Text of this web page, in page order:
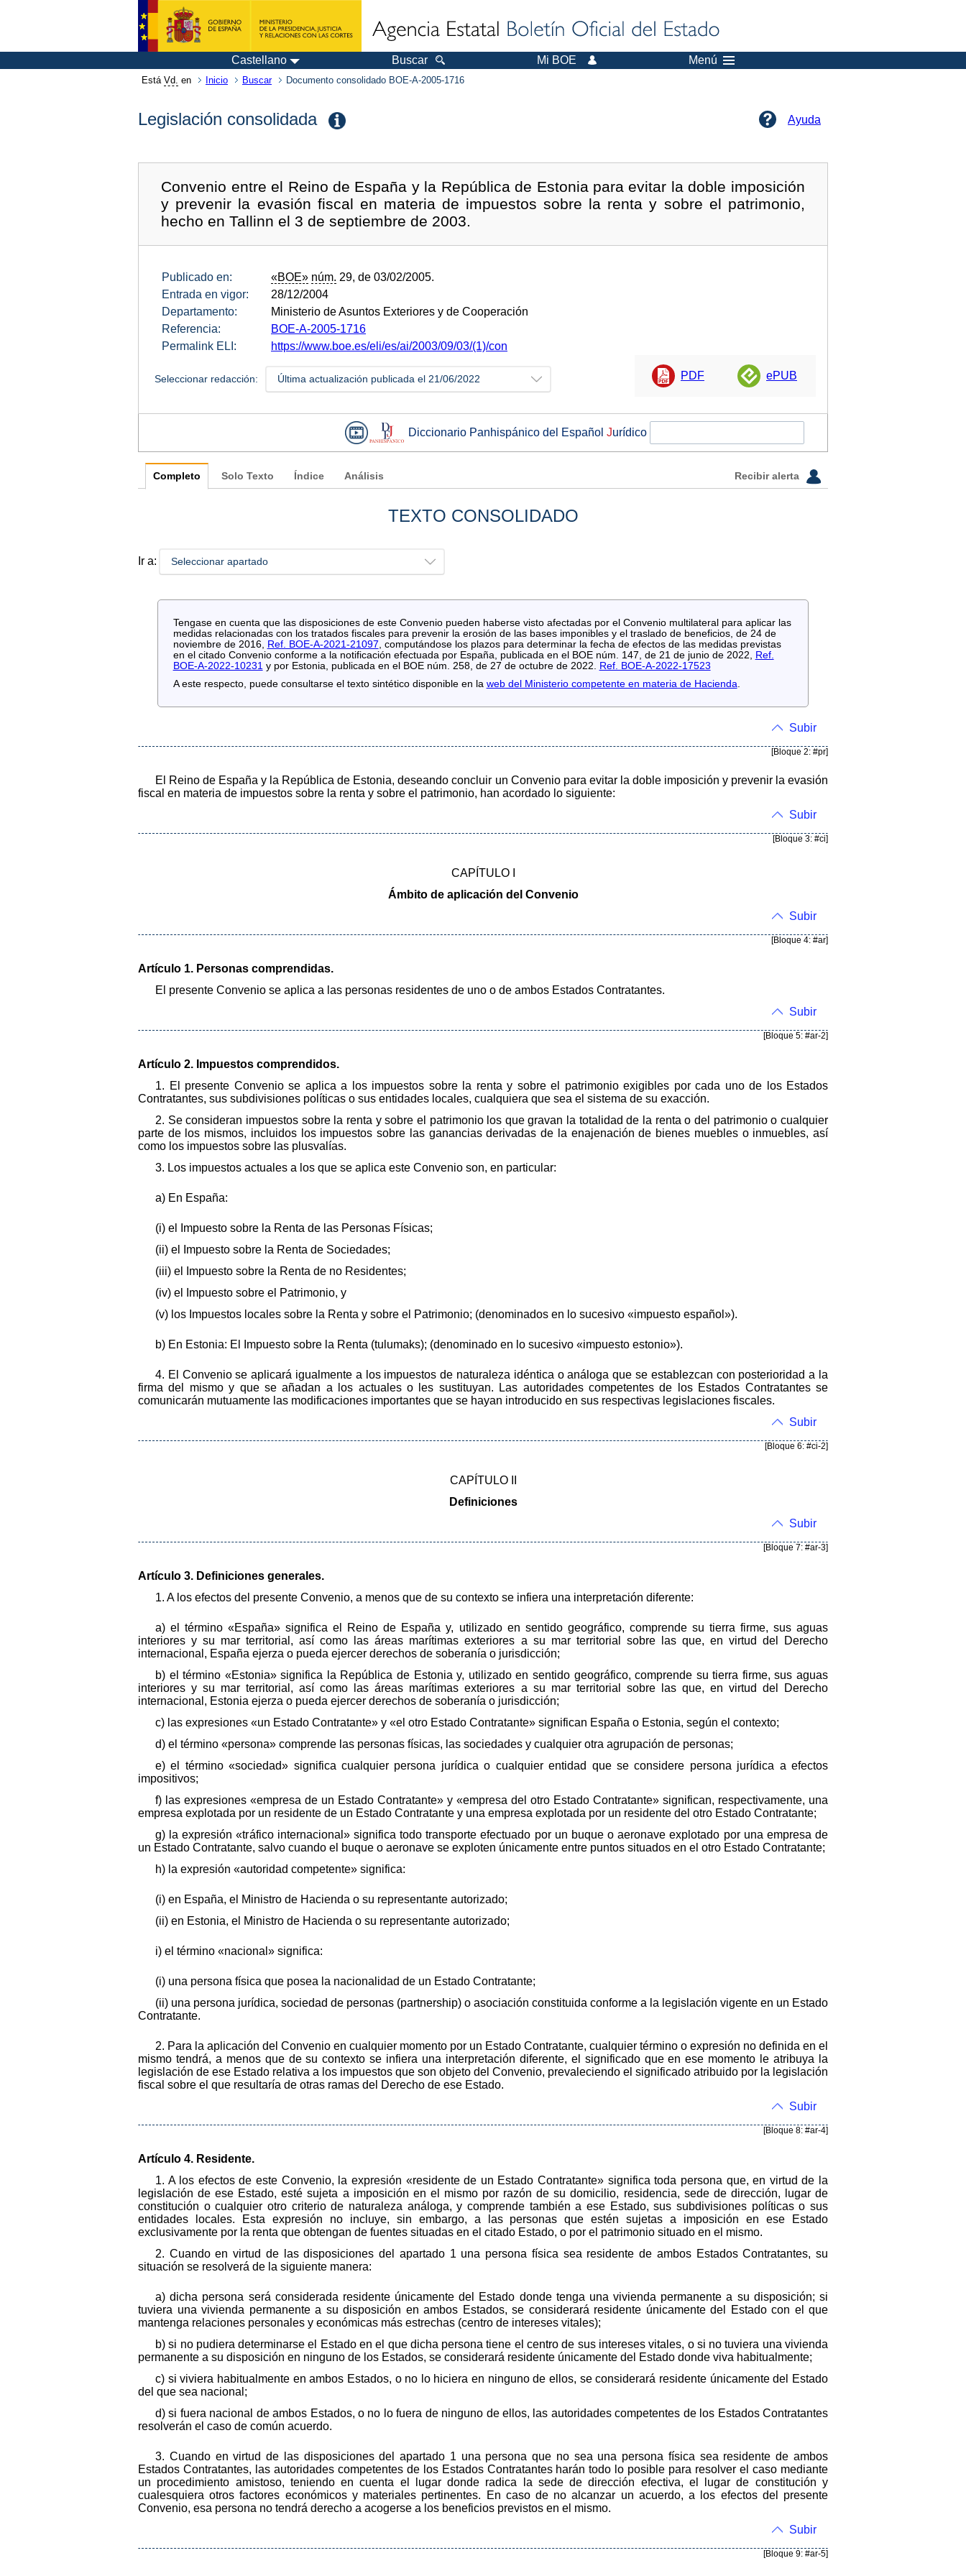
Castellano Buscar Mi BOE Menú
Está Vd. en Inicio Buscar Documento consolidado BOE-A-2005-1716
Legislación consolidada Ayuda
Convenio entre el Reino de España y la República de Estonia para evitar la doble imposición
y prevenir la evasión fiscal en materia de impuestos sobre la renta y sobre el patrimonio,
hecho en Tallinn el 3 de septiembre de 2003.
Publicado en: «BOE» núm. 29, de 03/02/2005.
Entrada en vigor:
28/12/2004
Departamento:
Ministerio de Asuntos Exteriores y de Cooperación
Referencia:
BOE-A-2005-1716
Permalink ELI:
https://www.boe.es/eli/es/ai/2003/09/03/(1)/con
Seleccionar redacción: Última actualización publicada el 21/06/2022 PDF ePUB
Diccionario Panhispánico del Español Jurídico
Completo Solo Texto Índice Análisis Recibir alerta
TEXTO CONSOLIDADO
Ir a: Seleccionar apartado
Tengase en cuenta que las disposiciones de este Convenio pueden haberse visto afectadas por el Convenio multilateral para aplicar las
medidas relacionadas con los tratados fiscales para prevenir la erosión de las bases imponibles y el traslado de beneficios, de 24 de
noviembre de 2016, Ref. BOE-A-2021-21097 , computándose los plazos para determinar la fecha de efectos de las medidas previstas
en el citado Convenio conforme a la notificación efectuada por España, publicada en el BOE núm. 147, de 21 de junio de 2022, Ref.
BOE-A-2022-10231 y por Estonia, publicada en el BOE núm. 258, de 27 de octubre de 2022. Ref. BOE-A-2022-17523
A este respecto, puede consultarse el texto sintético disponible en la web del Ministerio competente en materia de Hacienda
Subir
[Bloque 2: #pr]
El Reino de España y la República de Estonia, deseando concluir un Convenio para evitar la doble imposición y prevenir la evasión
fiscal en materia de impuestos sobre la renta y sobre el patrimonio, han acordado lo siguiente:
Subir
[Bloque 3: #ci]
CAPÍTULO I
Ámbito de aplicación del Convenio
Subir
[Bloque 4: #ar]
Artículo 1. Personas comprendidas.
El presente Convenio se aplica a las personas residentes de uno o de ambos Estados Contratantes.
Subir
[Bloque 5: #ar-2]
Artículo 2. Impuestos comprendidos.
1. El presente Convenio se aplica a los impuestos sobre la renta y sobre el patrimonio exigibles por cada uno de los Estados
Contratantes, sus subdivisiones políticas o sus entidades locales, cualquiera que sea el sistema de su exacción.
2. Se consideran impuestos sobre la renta y sobre el patrimonio los que gravan la totalidad de la renta o del patrimonio o cualquier
parte de los mismos, incluidos los impuestos sobre las ganancias derivadas de la enajenación de bienes muebles o inmuebles, así
como los impuestos sobre las plusvalías.
3. Los impuestos actuales a los que se aplica este Convenio son, en particular:
a) En España:
(i) el Impuesto sobre la Renta de las Personas Físicas;
(ii) el Impuesto sobre la Renta de Sociedades;
(iii) el Impuesto sobre la Renta de no Residentes;
(iv) el Impuesto sobre el Patrimonio, y
(v) los Impuestos locales sobre la Renta y sobre el Patrimonio; (denominados en lo sucesivo «impuesto español»).
b) En Estonia: El Impuesto sobre la Renta (tulumaks); (denominado en lo sucesivo «impuesto estonio»).
4. El Convenio se aplicará igualmente a los impuestos de naturaleza idéntica o análoga que se establezcan con posterioridad a la
firma del mismo y que se añadan a los actuales o les sustituyan. Las autoridades competentes de los Estados Contratantes se
comunicarán mutuamente las modificaciones importantes que se hayan introducido en sus respectivas legislaciones fiscales.
Subir
[Bloque 6: #ci-2]
CAPÍTULO II
Definiciones
Subir
[Bloque 7: #ar-3]
Artículo 3. Definiciones generales.
1. A los efectos del presente Convenio, a menos que de su contexto se infiera una interpretación diferente:
a) el término «España» significa el Reino de España y, utilizado en sentido geográfico, comprende su tierra firme, sus aguas
interiores y su mar territorial, así como las áreas marítimas exteriores a su mar territorial sobre las que, en virtud del Derecho
internacional, España ejerza o pueda ejercer derechos de soberanía o jurisdicción;
b) el término «Estonia» significa la República de Estonia y, utilizado en sentido geográfico, comprende su tierra firme, sus aguas
interiores y su mar territorial, así como las áreas marítimas exteriores a su mar territorial sobre las que, en virtud del Derecho
internacional, Estonia ejerza o pueda ejercer derechos de soberanía o jurisdicción;
c) las expresiones «un Estado Contratante» y «el otro Estado Contratante» significan España o Estonia, según el contexto;
d) el término «persona» comprende las personas físicas, las sociedades y cualquier otra agrupación de personas;
e) el término «sociedad» significa cualquier persona jurídica o cualquier entidad que se considere persona jurídica a efectos
impositivos;
f) las expresiones «empresa de un Estado Contratante» y «empresa del otro Estado Contratante» significan, respectivamente, una
empresa explotada por un residente de un Estado Contratante y una empresa explotada por un residente del otro Estado Contratante;
g) la expresión «tráfico internacional» significa todo transporte efectuado por un buque o aeronave explotado por una empresa de
un Estado Contratante, salvo cuando el buque o aeronave se exploten únicamente entre puntos situados en el otro Estado Contratante;
h) la expresión «autoridad competente» significa:
(i) en España, el Ministro de Hacienda o su representante autorizado;
(ii) en Estonia, el Ministro de Hacienda o su representante autorizado;
i) el término «nacional» significa:
(i) una persona física que posea la nacionalidad de un Estado Contratante;
(ii) una persona jurídica, sociedad de personas (partnership) o asociación constituida conforme a la legislación vigente en un Estado
Contratante.
2. Para la aplicación del Convenio en cualquier momento por un Estado Contratante, cualquier término o expresión no definida en el
mismo tendrá, a menos que de su contexto se infiera una interpretación diferente, el significado que en ese momento le atribuya la
legislación de ese Estado relativa a los impuestos que son objeto del Convenio, prevaleciendo el significado atribuido por la legislación
fiscal sobre el que resultaría de otras ramas del Derecho de ese Estado.
Subir
[Bloque 8: #ar-4]
Artículo 4. Residente.
1. A los efectos de este Convenio, la expresión «residente de un Estado Contratante» significa toda persona que, en virtud de la
legislación de ese Estado, esté sujeta a imposición en el mismo por razón de su domicilio, residencia, sede de dirección, lugar de
constitución o cualquier otro criterio de naturaleza análoga, y comprende también a ese Estado, sus subdivisiones políticas o sus
entidades locales. Esta expresión no incluye, sin embargo, a las personas que estén sujetas a imposición en ese Estado
exclusivamente por la renta que obtengan de fuentes situadas en el citado Estado, o por el patrimonio situado en el mismo.
2. Cuando en virtud de las disposiciones del apartado 1 una persona física sea residente de ambos Estados Contratantes, su
situación se resolverá de la siguiente manera:
a) dicha persona será considerada residente únicamente del Estado donde tenga una vivienda permanente a su disposición; si
tuviera una vivienda permanente a su disposición en ambos Estados, se considerará residente únicamente del Estado con el que
mantenga relaciones personales y económicas más estrechas (centro de intereses vitales);
b) si no pudiera determinarse el Estado en el que dicha persona tiene el centro de sus intereses vitales, o si no tuviera una vivienda
permanente a su disposición en ninguno de los Estados, se considerará residente únicamente del Estado donde viva habitualmente;
c) si viviera habitualmente en ambos Estados, o no lo hiciera en ninguno de ellos, se considerará residente únicamente del Estado
del que sea nacional;
d) si fuera nacional de ambos Estados, o no lo fuera de ninguno de ellos, las autoridades competentes de los Estados Contratantes
resolverán el caso de común acuerdo.
3. Cuando en virtud de las disposiciones del apartado 1 una persona que no sea una persona física sea residente de ambos
Estados Contratantes, las autoridades competentes de los Estados Contratantes harán todo lo posible para resolver el caso mediante
un procedimiento amistoso, teniendo en cuenta el lugar donde radica la sede de dirección efectiva, el lugar de constitución y
cualesquiera otros factores económicos y materiales pertinentes. En caso de no alcanzar un acuerdo, a los efectos del presente
Convenio, esa persona no tendrá derecho a acogerse a los beneficios previstos en el mismo.
Subir
[Bloque 9: #ar-5]